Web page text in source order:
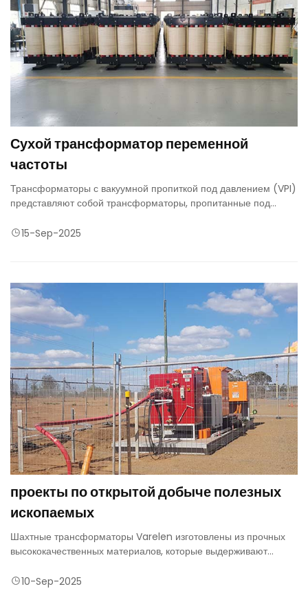
Сухой трансформатор переменной
частоты
Трансформаторы с вакуумной пропиткой под давлением (VPI)
представляют собой трансформаторы, пропитанные под
полиэфирным лаком
15-Sep-2025
проекты по открытой добыче полезных
ископаемых
Шахтные трансформаторы Varelen изготовлены из прочных
высококачественных материалов, которые выдерживают
обеспечивая надежную работу даже в самых сложных
10-Sep-2025